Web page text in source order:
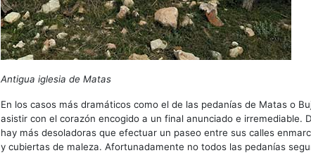
Antigua iglesia de Matas
En los casos más dramáticos como el de las pedanías de Matas o
asistir con el corazón encogido a un final anunciado e irremediable.
hay más desoladoras que efectuar un paseo entre sus calles
y cubiertas de maleza. Afortunadamente no todos las pedanías